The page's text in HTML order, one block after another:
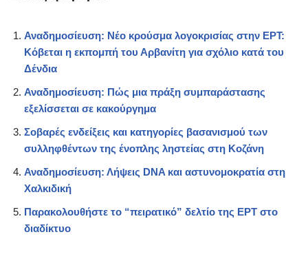
Αναδημοσίευση: Νέο κρούσμα λογοκρισίας στην ΕΡΤ:
Κόβεται η εκπομπή του Αρβανίτη για σχόλιο κατά του
Δένδια
Αναδημοσίευση: Πώς μια πράξη συμπαράστασης
εξελίσσεται σε κακούργημα
Σοβαρές ενδείξεις και κατηγορίες βασανισμού των
συλληφθέντων της ένοπλης ληστείας στη Κοζάνη
Αναδημοσίευση: Λήψεις DNA και αστυνομοκρατία στη
Χαλκιδική
Παρακολουθήστε το “πειρατικό” δελτίο της ΕΡΤ στο
διαδίκτυο